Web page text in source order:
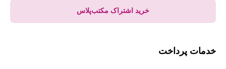
خرید اشتراک مکتب‌پلاس
خدمات پرداخت